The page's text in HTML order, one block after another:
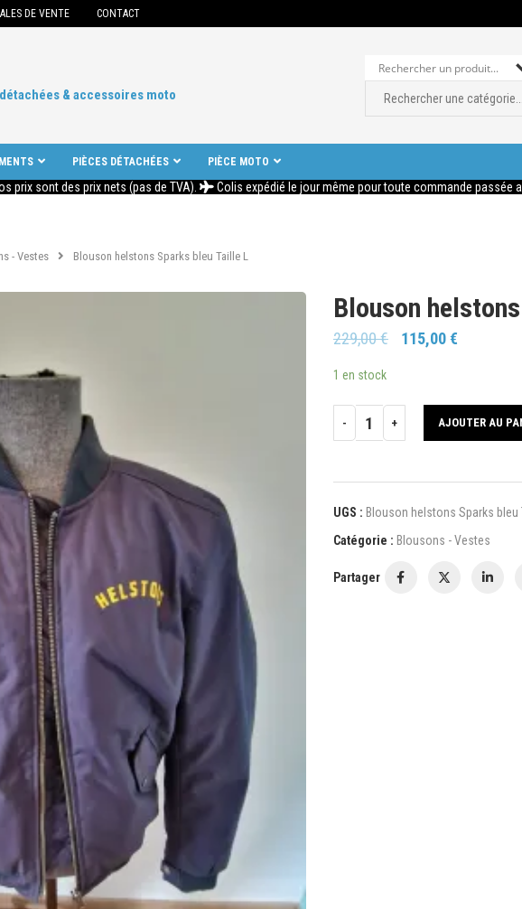
DE VENTE CONTACT
& accessoires moto
PIÈCES DÉTACHÉES PIÈCE MOTO
prix sont des prix nets (pas de TVA). Colis expédié le jour même pour toute commande passée
- Vestes Blouson helstons Sparks bleu Taille L
Blouson
229,00€ 115,00€
1 en stock
AJOUTER AU
UGS : Blouson helstons Sparks bleu
Catégorie : Blousons - Vestes
Partager